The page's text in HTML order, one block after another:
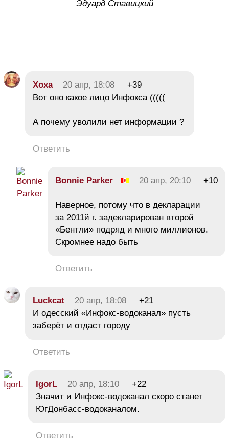
Эдуард Ставицкий
Хоха 20 апр, 18:08
+39
Вот оно какое лицо Инфокса (((((
А почему уволили нет информации ?
Ответить
Bonnie Parker 20 апр, 20:10 +10
Наверное, потому что в декларации
за 2011й г. задекларирован второй
«Бентли» подряд и много миллионов.
Скромнее надо быть
Ответить
Luckcat 20 апр, 18:08
+21
И одесский «Инфокс-водоканал» пусть
заберёт и отдаст городу
Ответить
IgorL 20 апр, 18:10
+22
Значит и Инфокс-водоканал скоро станет
ЮгДонбасс-водоканалом.
Ответить